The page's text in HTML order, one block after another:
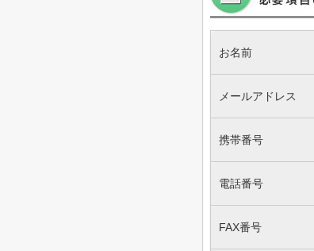
お名前
メールアドレス
携帯番号
電話番号
FAX番号